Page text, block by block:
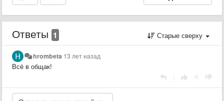
Ответы 1 Старые сверху
hrombeta 13 лет назад
Всё в общак!